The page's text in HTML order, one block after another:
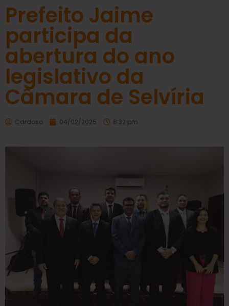
Prefeito Jaime
participa da
abertura do ano
legislativo da
Câmara de Selvíria
Cardoso 04/02/2025 8:32 pm